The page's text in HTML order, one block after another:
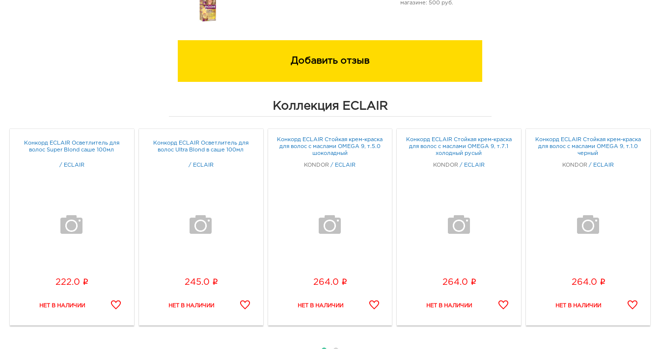
магазине: 500 руб.
Добавить отзыв
Коллекция ECLAIR
Конкорд ЕCLAIR Осветлитель для
волос Super Blond саше 100мл
/ ECLAIR
222.0 i
Конкорд ЕCLAIR Осветлитель для
волос Ultra Blond в саше 100мл
/ ECLAIR
245.0 i
Конкорд ЕCLAIR Стойкая крем-краска
для волос с маслами OMEGA 9, т.5.0
шоколадный
KONDOR / ECLAIR
264.0 i
Конкорд ЕCLAIR Стойкая крем-краска
для волос с маслами OMEGA 9, т.7.1
холодный русый
KONDOR / ECLAIR
264.0 i
Конкорд ЕCLAIR Стойкая крем-краска
для волос с маслами OMEGA 9, т.1.0
черный
KONDOR / ECLAIR
264.0 i